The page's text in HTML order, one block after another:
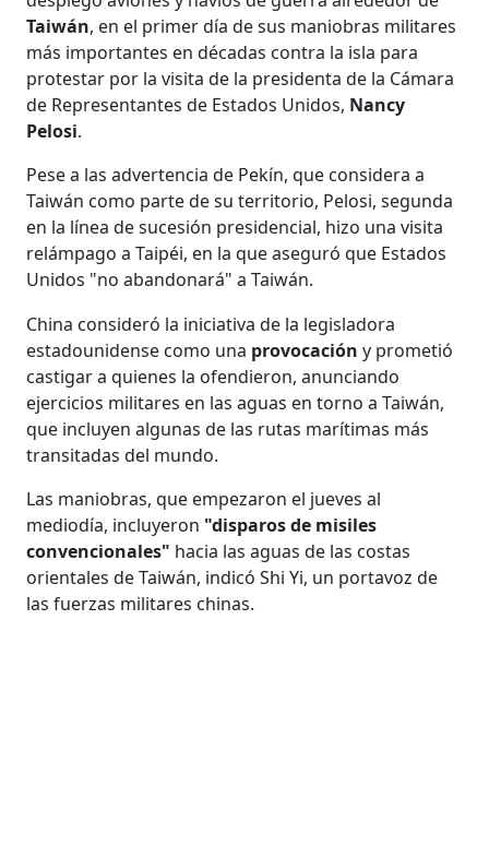
Taiwán, en el primer día de sus maniobras militares
más importantes en décadas contra la isla para
protestar por la visita de la presidenta de la Cámara
de Representantes de Estados Unidos, Nancy
Pelosi.
Pese a las advertencia de Pekín, que considera a
Taiwán como parte de su territorio, Pelosi, segunda
en la línea de sucesión presidencial, hizo una visita
relámpago a Taipéi, en la que aseguró que Estados
Unidos "no abandonará" a Taiwán.
China consideró la iniciativa de la legisladora
estadounidense como una provocación y prometió
castigar a quienes la ofendieron, anunciando
ejercicios militares en las aguas en torno a Taiwán,
que incluyen algunas de las rutas marítimas más
transitadas del mundo.
Las maniobras, que empezaron el jueves al
mediodía, incluyeron "disparos de misiles
convencionales" hacia las aguas de las costas
orientales de Taiwán, indicó Shi Yi, un portavoz de
las fuerzas militares chinas.